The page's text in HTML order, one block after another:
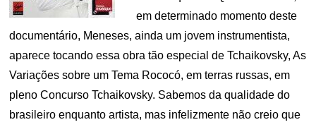
em determinado momento deste
documentário, Meneses, ainda um jovem instrumentista,
aparece tocando essa obra tão especial de Tchaikovsky, As
Variações sobre um Tema Rococó, em terras russas, em
pleno Concurso Tchaikovsky. Sabemos da qualidade do
brasileiro enquanto artista, mas infelizmente não creio que